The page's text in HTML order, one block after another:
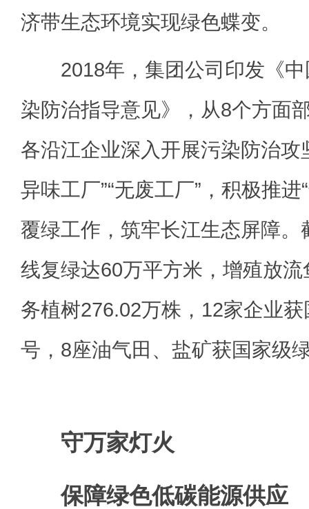
济带生态环境实现绿色蝶变。
2018年，集团公司印发《中
染防治指导意见》，从8个方面
各沿江企业深入开展污染防治攻
异味工厂”“无废工厂”，积极推
覆绿工作，筑牢长江生态屏障。
线复绿达60万平方米，增殖放
务植树276.02万株，12家企业
号，8座油气田、盐矿获国家级
守万家灯火
保障绿色低碳能源供应